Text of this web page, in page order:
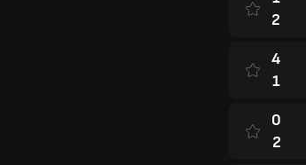
2
4
1
0
2